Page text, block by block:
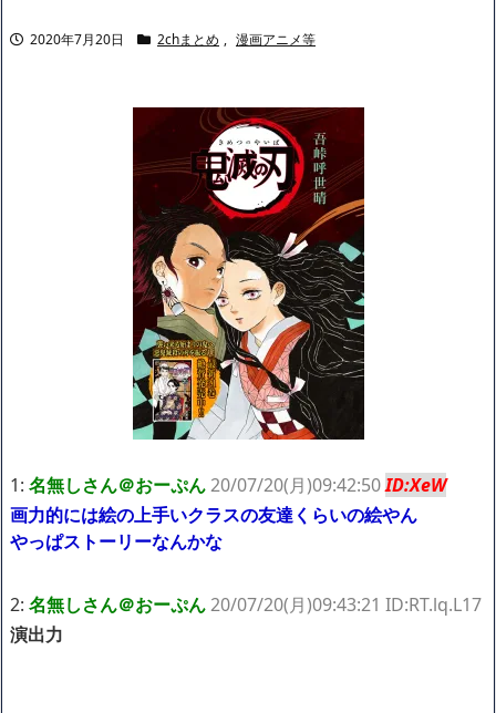
【悲報】 有吉、一般人に「ド正論」を叩きつけて炎上ｗｗｗｗｗ
ｗｗｗ
NEW!
少女がAVデビュ－ｗwwww
【画像】彼女「ねー、今日のデートこれで行っていー？」ﾊﾟｼｬ
広末涼子さん、正気に戻ってしまい絶望する・・・「アカン、キ
ャリアがすべて終わった」
【配信者】「金バエ」のSNS更新が1週間途絶え、様々な憶測が
飛び交う。1週間ぶりの投稿でも一人称が「ボキ」ではなく「俺」と
なっており、本人ではないとの憶測が広がる
かつてはSONYのパソコンだった「VAIO」家電量販店のノジマに
買収されてしまう
ハードオフに売っていた4万4000円のフィギュアがヤバすぎるｗ
ｗｗｗｗｗ「こんな高いの？ｗｗ」「逆に超安い」
【閲覧注意】俺が近くにいると機械が壊れるんだけどさ
私は6年間「子無し既婚女性」で人から様々なことを言われてき
たけど子無しの原因は親の教えのせいかもしれません
2020年7月20日 2chまとめ , 漫画アニメ等
1: 名無しさん＠おーぷん20/07/20(月)09:42:50ID:XeW
画力的には絵の上手いクラスの友達くらいの絵やん
やっぱストーリーなんかな
2: 名無しさん＠おーぷん20/07/20(月)09:43:21 ID:RT.lq.L17
演出力